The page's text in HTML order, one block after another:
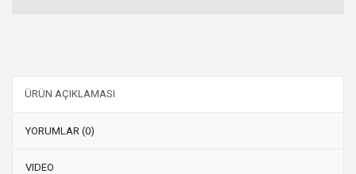
ÜRÜN AÇIKLAMASI
YORUMLAR (0)
VIDEO